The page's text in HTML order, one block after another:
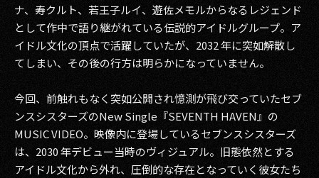
2020
2019
2018
2017
2016
2015
ナ、寿クルト、若王子ルイ、遊佐メモルからなるレジェンド
として作中で語り継がれている伝説的アイドルグループ。ア
イドル文化の頂点で活躍していたが、2032 年に突如解散し
てしまい、その後の行方は明らかになっていません。
今回、前触れもなく突如公開され憶測が飛び交っていたセブ
ンスシスターズのNew Single『SEVENTH HAVEN』の
MUSIC VIDEO。映像内に登場しているセブンスシスターズ
は、2030 年デビュー当時のヴィジュアル。旧態依然とする
アイドル文化から外れ、圧倒的な存在となっていく彼女たち